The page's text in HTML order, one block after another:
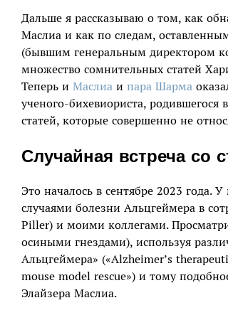
Дальше я рассказываю о том, как
Маслиа и как по следам,
(бывшим генеральным директором
множество сомнительных статей
Теперь и Маслиа и пара Шарма
ученого-бихевиориста,
статей, которые совершенно не
Случайная встреча
Это началось в сентябре 2023
случаями болезни Альцгеймера в
Piller) и моими коллегами.
осиными гнездами), используя
Альцгеймера» («Alzheimer’s
mouse model rescue») и тому
Элайзера Маслиа.